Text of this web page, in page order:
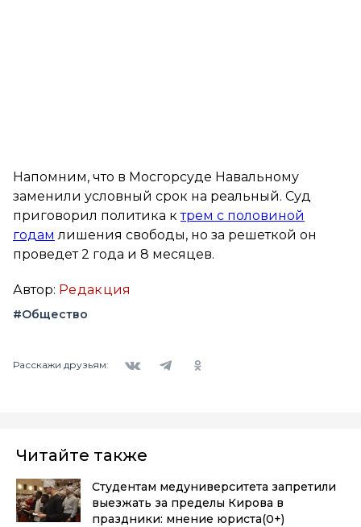
Напомним, что в Мосгорсуде Навальному
заменили условный срок на реальный. Суд
приговорил политика ктрем с половиной
годам лишения свободы, но за решеткой он
проведет 2 года и 8 месяцев.
Автор: Редакция
#Общество
Расскажи друзьям:
Читайте также
Студентам медуниверситета запретили
выезжать за пределы Кирова в
праздники: мнение юриста(0+)